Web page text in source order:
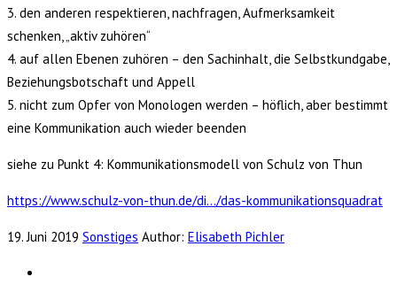
3. den anderen respektieren, nachfragen, Aufmerksamkeit
schenken, „aktiv zuhören“
4. auf allen Ebenen zuhören – den Sachinhalt, die Selbstkundgabe,
Beziehungsbotschaft und Appell
5. nicht zum Opfer von Monologen werden – höflich, aber bestimmt
eine Kommunikation auch wieder beenden
siehe zu Punkt 4: Kommunikationsmodell von Schulz von Thun
https://www.schulz-von-thun.de/di…/das-kommunikationsquadrat
19. Juni 2019 Sonstiges Author: Elisabeth Pichler